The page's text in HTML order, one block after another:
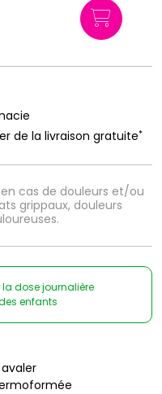
cas de douleurs et/ou
grippaux, douleurs
de la livraison gratuite*
dose journalière
enfants